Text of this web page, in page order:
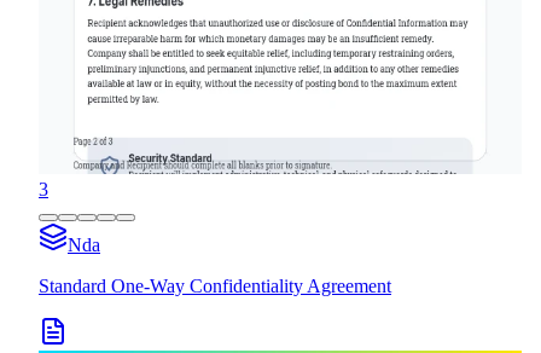
3
Nda
Standard One-Way Confidentiality Agreement